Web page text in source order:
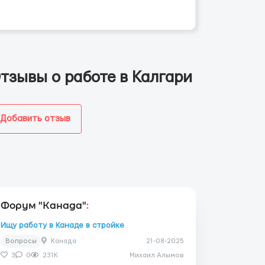
о работе в Калгари
Добавить отзыв
Форум "Канада":
Ищу работу в Канаде в стройке
Вопросы Канада 21-08-2025
3 0 231K Михаил Алымов